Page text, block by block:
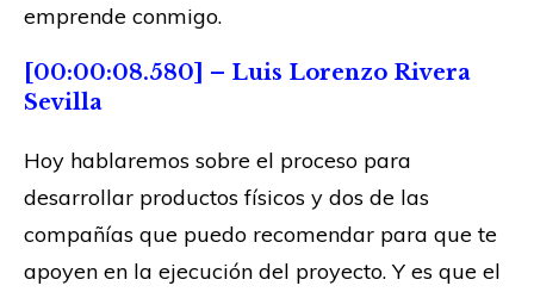
emprende conmigo.
[00:00:08.580] – Luis Lorenzo Rivera
Sevilla
Hoy hablaremos sobre el proceso para
desarrollar productos físicos y dos de las
compañías que puedo recomendar para que te
apoyen en la ejecución del proyecto. Y es que el